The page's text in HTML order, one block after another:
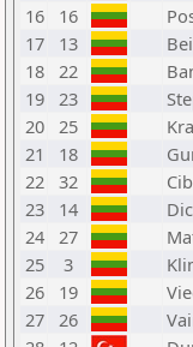
16
16
17
13
18
22
19
23
20
25
21
18
22
32
23
14
24
27
25
3
26
19
27
26